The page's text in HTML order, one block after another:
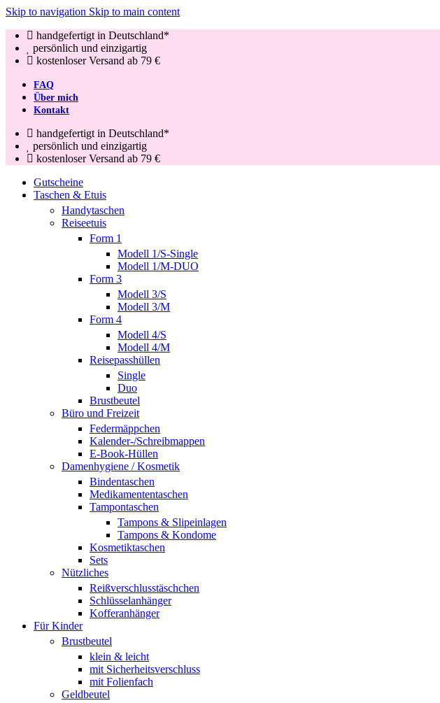
Skip to navigation Skip to main content
handgefertigt in Deutschland*
persönlich und einzigartig
kostenloser Versand ab 79 €
FAQ
Über mich
Kontakt
handgefertigt in Deutschland*
persönlich und einzigartig
kostenloser Versand ab 79 €
Gutscheine
Taschen & Etuis
Handytaschen
Reiseetuis
Form 1
Modell 1/S-Single
Modell 1/M-DUO
Form 3
Modell 3/S
Modell 3/M
Form 4
Modell 4/S
Modell 4/M
Reisepasshüllen
Single
Duo
Brustbeutel
Büro und Freizeit
Federmäppchen
Kalender-/Schreibmappen
E-Book-Hüllen
Damenhygiene / Kosmetik
Bindentaschen
Medikamententaschen
Tampontaschen
Tampons & Slipeinlagen
Tampons & Kondome
Kosmetiktaschen
Sets
Nützliches
Reißverschlusstäschchen
Schlüsselanhänger
Kofferanhänger
Für Kinder
Brustbeutel
klein & leicht
mit Sicherheitsverschluss
mit Folienfach
Geldbeutel